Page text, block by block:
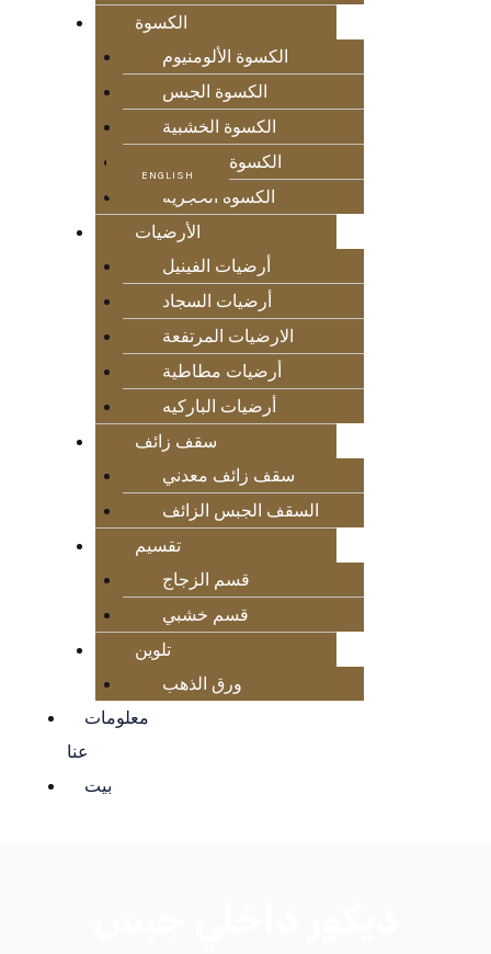
الكسوة
الكسوة الألومنيوم
الكسوة الجبس
الكسوة الخشبية
الكسوة الزجاجية
الكسوة الحجرية
الأرضيات
أرضيات الفينيل
أرضيات السجاد
الارضيات المرتفعة
أرضيات مطاطية
أرضيات الباركيه
سقف زائف
سقف زائف معدني
السقف الجبس الزائف
تقسيم
قسم الزجاج
قسم خشبي
تلوين
ورق الذهب
معلومات
عنا
بيت
ENGLISH